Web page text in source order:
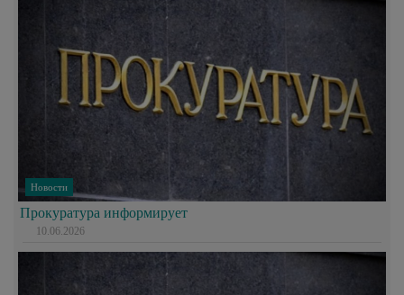
Новости
Прокуратура информирует
10.06.2026